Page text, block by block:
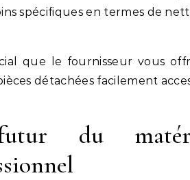
spécifiques en termes de
que le fournisseur vous
détachées facilement
du